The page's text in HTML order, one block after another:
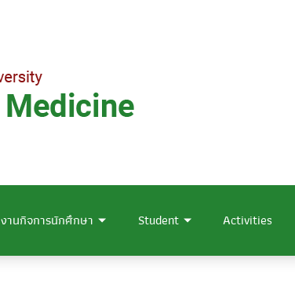
งานกิจการนักศึกษา Student Activities